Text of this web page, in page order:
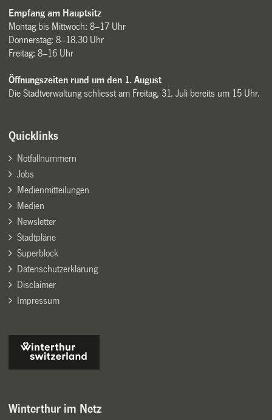
Empfang am Hauptsitz
Montag bis Mittwoch: 8–17 Uhr
Donnerstag: 8–18.30 Uhr
Freitag: 8–16 Uhr
Öffnungszeiten rund um den 1. August
Die Stadtverwaltung schliesst am Freitag, 31. Juli bereits um 15 Uhr.
Quicklinks
Notfallnummern
Jobs
Medienmitteilungen
Medien
Newsletter
Stadtpläne
Superblock
Datenschutzerklärung
Disclaimer
Impressum
Winterthur im Netz